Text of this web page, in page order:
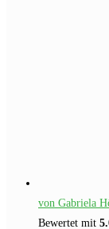
von Gabriela
Bewertet mit